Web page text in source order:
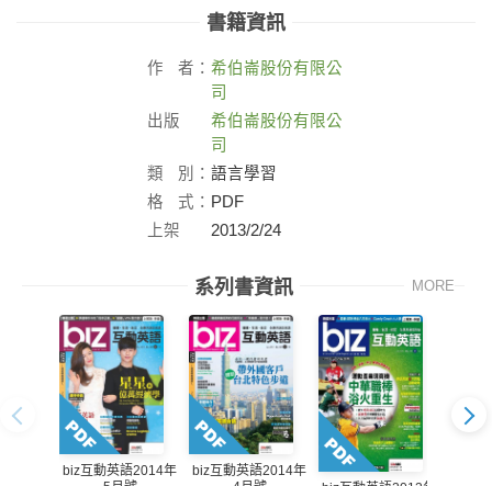
書籍資訊
作 者： 希伯崙股份有限公
司
出版
希伯崙股份有限公
司
類
別： 語言學習
格
式： PDF
上架
2013/2/24
系列書資訊 MORE
biz互動英語2014年
biz互動英語2014年